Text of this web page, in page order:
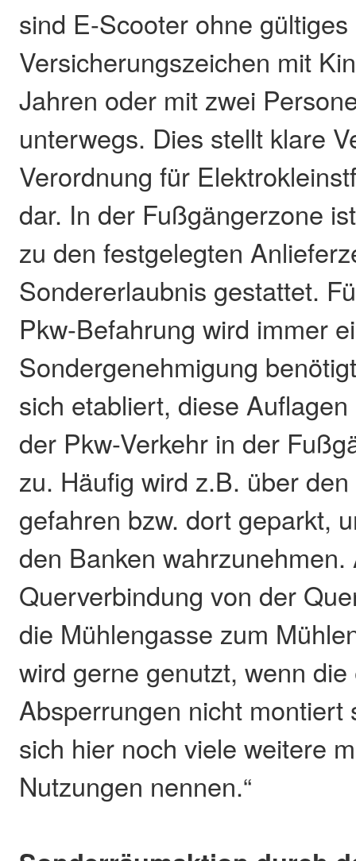
sind E-Scooter ohne gültiges
Versicherungszeichen mit
Jahren oder mit zwei
unterwegs. Dies stellt klare
Verordnung für
dar. In der Fußgängerzone
zu den festgelegten
Sondererlaubnis gestattet.
Pkw-Befahrung wird immer
Sondergenehmigung
sich etabliert, diese
der Pkw-Verkehr in der
zu. Häufig wird z.B. über
gefahren bzw. dort geparkt,
den Banken wahrzunehmen.
Querverbindung von der
die Mühlengasse zum
wird gerne genutzt, wenn
Absperrungen nicht montiert
sich hier noch viele weitere
Nutzungen nennen.“